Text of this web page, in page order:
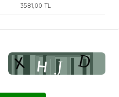
3581 ,00 TL